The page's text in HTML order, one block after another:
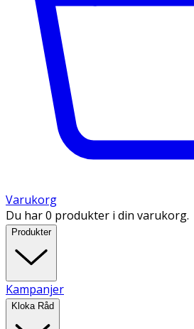
Varukorg
Du har 0 produkter i din varukorg.
Produkter
Kampanjer
Kloka Råd